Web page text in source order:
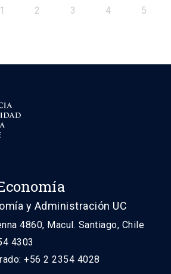
1 2 3 4 5
y Administración UC
4860, Macul. Santiago, Chile
4303
+56 2 2354 4028